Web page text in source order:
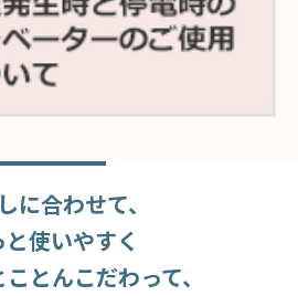
に合わせて、
と使いやすく
とんこだわって、